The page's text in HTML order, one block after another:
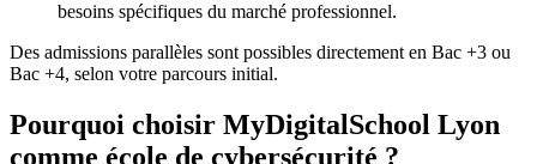
besoins spécifiques du marché professionnel.
Des admissions parallèles sont possibles directement en Bac +3 ou
Bac +4, selon votre parcours initial.
Pourquoi choisir MyDigitalSchool Lyon
comme école de cybersécurité ?